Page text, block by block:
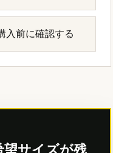
ト
・休日のどれかを